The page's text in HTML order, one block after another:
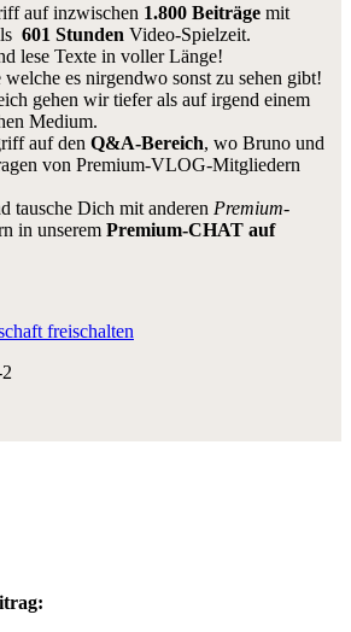
auf inzwischen 1.800 Beiträge mit
601 Stunden Video-Spielzeit.
lese Texte in voller Länge!
es nirgendwo sonst zu sehen gibt!
gehen wir tiefer als auf irgend einem
Medium.
auf den Q&A-Bereich, wo Bruno und
von Premium-VLOG-Mitgliedern
tausche Dich mit anderen Premium-
in unserem Premium-CHAT auf
freischalten